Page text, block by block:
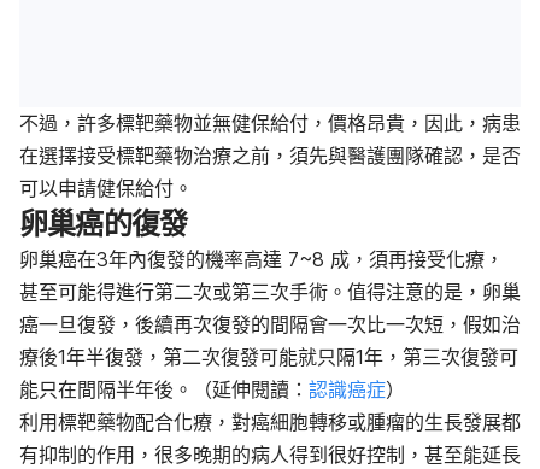
不過，許多標靶藥物並無健保給付，價格昂貴，因此，病患
在選擇接受標靶藥物治療之前，須先與醫護團隊確認，是否
可以申請健保給付。
卵巢癌的復發
卵巢癌在3年內復發的機率高達 7~8 成，須再接受化療，
甚至可能得進行第二次或第三次手術。值得注意的是，卵巢
癌一旦復發，後續再次復發的間隔會一次比一次短，假如治
療後1年半復發，第二次復發可能就只隔1年，第三次復發可
能只在間隔半年後。（延伸閱讀： 認識癌症）
利用標靶藥物配合化療，對癌細胞轉移或腫瘤的生長發展都
有抑制的作用，很多晚期的病人得到很好控制，甚至能延長